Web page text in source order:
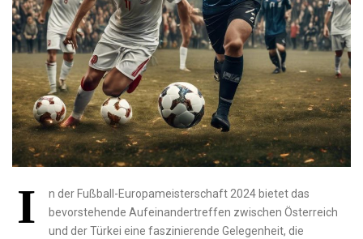
I
n der Fußball-Europameisterschaft 2024 bietet das
bevorstehende Aufeinandertreffen zwischen⁢ Österreich
und der Türkei eine faszinierende Gelegenheit, die